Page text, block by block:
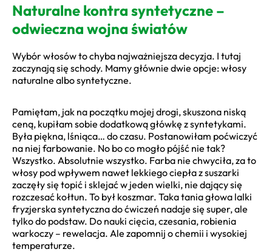
Naturalne kontra syntetyczne –
odwieczna wojna światów
Wybór włosów to chyba najważniejsza decyzja. I tutaj
zaczynają się schody. Mamy głównie dwie opcje: włosy
naturalne albo syntetyczne.
Pamiętam, jak na początku mojej drogi, skuszona niską
ceną, kupiłam sobie dodatkową główkę z syntetykami.
Była piękna, lśniąca… do czasu. Postanowiłam poćwiczyć
na niej farbowanie. No bo co mogło pójść nie tak?
Wszystko. Absolutnie wszystko. Farba nie chwyciła, za to
włosy pod wpływem nawet lekkiego ciepła z suszarki
zaczęły się topić i sklejać w jeden wielki, nie dający się
rozczesać kołtun. To był koszmar. Taka tania głowa lalki
fryzjerska syntetyczna do ćwiczeń nadaje się super, ale
tylko do podstaw. Do nauki cięcia, czesania, robienia
warkoczy – rewelacja. Ale zapomnij o chemii i wysokiej
temperaturze.